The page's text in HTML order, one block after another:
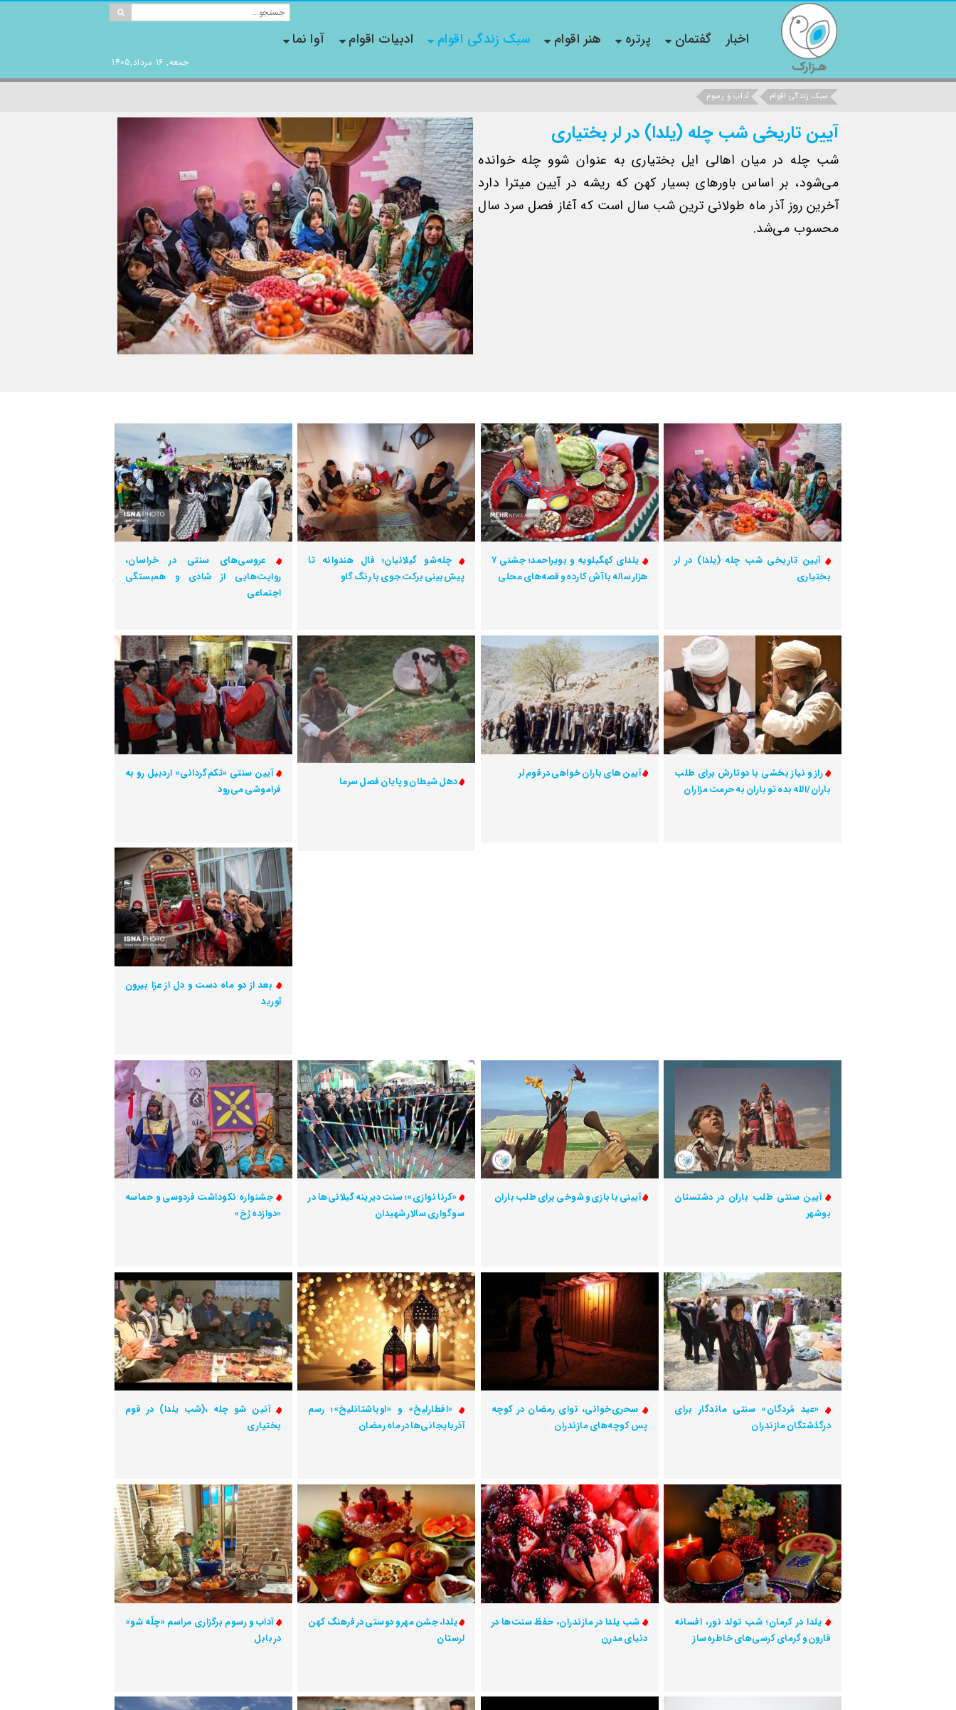
جمعه, 16 مرداد,1405
اخبار گفتمان پرتره هنر اقوام سبک زندگی اقوام ادبیات اقوام آوا نما
سبک زندگی اقوام آداب و رسوم
آیین تاریخی شب چله (یلدا) در لر بختیاری
شب چله در میان اهالی ایل بختیاری به عنوان شوو چله خوانده
می‌شود، بر اساس باورهای بسیار کهن که ریشه در آیین میترا دارد
آخرین روز آذر ماه طولانی ترین شب سال است که آغاز فصل سرد سال
محسوب می‌شد.
آیین تاریخی شب چله (یلدا) در لر
بختیاری
یلدای کهگیلویه و بویراحمد؛ جشنی ۷
هزار ساله با آش کارده و قصه‌های محلی
چله‌شو گیلانیان؛ فال هندوانه تا
پیش‌بینی برکت جوی با رنگ گاو
عروسی‌های سنتی در خراسان،
روایت‌هایی از شادی و همبستگی
اجتماعی
راز و نیاز بخشی با دوتارش برای طلب
باران/الله بده تو باران به حرمت مزاران
آیین های باران خواهی در قوم لر
دهل شیطان و پایان فصل سرما
آیین سنتی «تکم‌گردانی» اردبیل رو به
فراموشی می‌رود
بعد از دو ماه دست و دل از عزا بیرون
آورید
آیین سنتی طلب باران در دشتستان
بوشهر
آیینی با بازی و شوخی برای طلب باران
«کرنا نوازی»؛ سنت دیرینه گیلانی‌ها در
سوگواری سالار شهیدان
جشنواره نکوداشت فردوسی و حماسه
«دوازده رُخ»
«عید مُردگان» سنتی ماندگار برای
درگذشتگان مازندران
سحری‌خوانی، نوای رمضان در کوچه
پس کوچه‌های مازندران
«افطارلیخ» و «اوباشتانلیخ»؛ رسم
آذربایجانی‌ها در ماه رمضان
آئین شو چله ،(شب یلدا) در قوم
بختیاری
یلدا در کرمان؛ شب تولد نور، افسانه
قارون و گرمای کرسی‌های خاطره‌ساز
شب یلدا در مازندران، حفظ سنت‌ها در
دنیای مدرن
یلدا، جشن مهر و دوستی در فرهنگ کهن
لرستان
آداب و رسوم برگزاری مراسم «چلّه شو»
در بابل